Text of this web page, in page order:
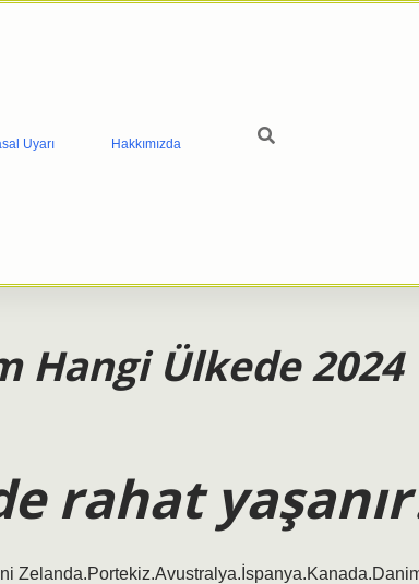
Uyarı Hakkımızda
Hangi Ülkede 2024
rahat